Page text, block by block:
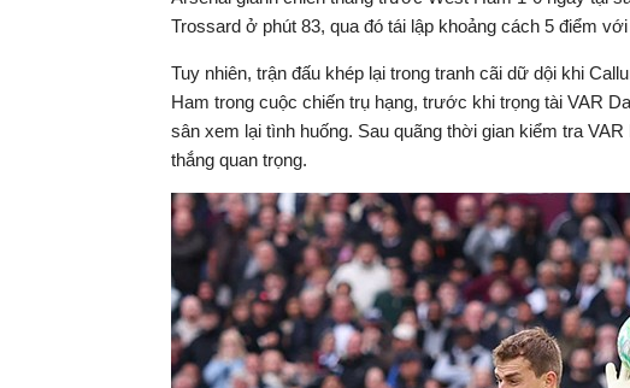
Trossard ở phút 83, qua đó tái lập khoảng cách 5 điểm
Tuy nhiên, trận đấu khép lại trong tranh cãi dữ dội khi
Ham trong cuộc chiến trụ hạng, trước khi trọng tài VAR
sân xem lại tình huống. Sau quãng thời gian kiểm tra
thắng quan trọng.